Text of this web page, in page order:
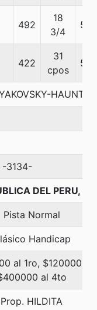
492
18
3/4
56
422
31
cpos
56
-3134-
DEL PERU,
Pista Normal
Handicap
al 1ro, $1200000
al 4to
Prop. HILDITA